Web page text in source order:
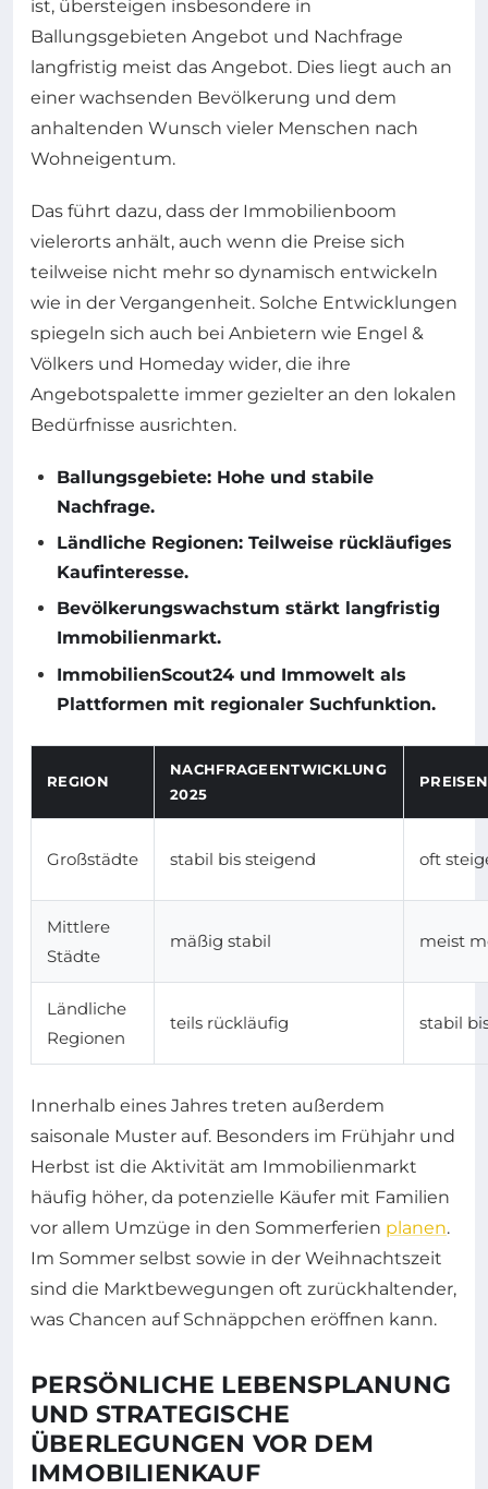
ist, übersteigen insbesondere in
Ballungsgebieten Angebot und Nachfrage
langfristig meist das Angebot. Dies liegt auch an
einer wachsenden Bevölkerung und dem
anhaltenden Wunsch vieler Menschen nach
Wohneigentum.
Das führt dazu, dass der Immobilienboom
vielerorts anhält, auch wenn die Preise sich
teilweise nicht mehr so dynamisch entwickeln
wie in der Vergangenheit. Solche Entwicklungen
spiegeln sich auch bei Anbietern wie Engel &
Völkers und Homeday wider, die ihre
Angebotspalette immer gezielter an den lokalen
Bedürfnisse ausrichten.
Ballungsgebiete: Hohe und stabile
Nachfrage.
Ländliche Regionen: Teilweise rückläufiges
Kaufinteresse.
Bevölkerungswachstum stärkt langfristig
Immobilienmarkt.
ImmobilienScout24 und Immowelt als
Plattformen mit regionaler Suchfunktion.
REGION
NACHFRAGEENTWICKLUNG
2025
Großstädte stabil bis steigend oft
Mittlere
Städte
mäßig stabil meist
Ländliche
Regionen
teils rückläufig stabil
Innerhalb eines Jahres treten außerdem
saisonale Muster auf. Besonders im Frühjahr und
Herbst ist die Aktivität am Immobilienmarkt
häufig höher, da potenzielle Käufer mit Familien
vor allem Umzüge in den Sommerferien planen.
Im Sommer selbst sowie in der Weihnachtszeit
sind die Marktbewegungen oft zurückhaltender,
was Chancen auf Schnäppchen eröffnen kann.
PERSÖNLICHE LEBENSPLANUNG
UND STRATEGISCHE
ÜBERLEGUNGEN VOR DEM
IMMOBILIENKAUF